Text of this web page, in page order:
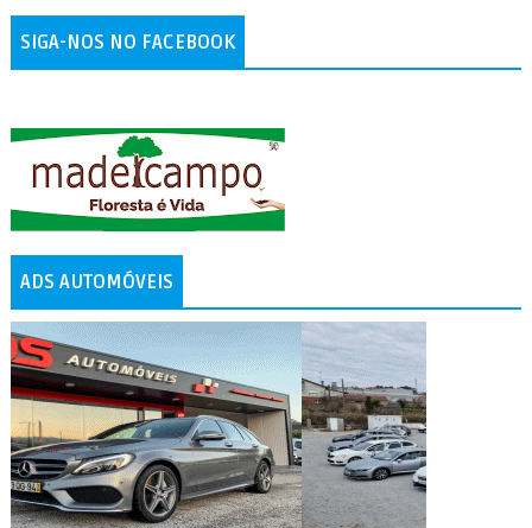
SIGA-NOS NO FACEBOOK
ADS AUTOMÓVEIS